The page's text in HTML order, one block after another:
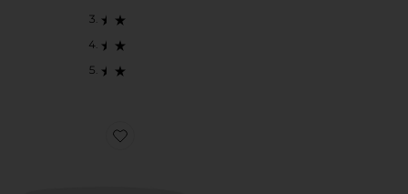
Favorite KOJI PADS 각질 제거 패드